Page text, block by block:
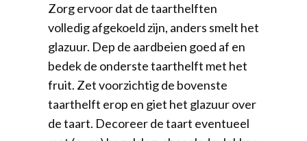
Zorg ervoor dat de taarthelften
volledig afgekoeld zijn, anders smelt het
glazuur. Dep de aardbeien goed af en
bedek de onderste taarthelft met het
fruit. Zet voorzichtig de bovenste
taarthelft erop en giet het glazuur over
de taart. Decoreer de taart eventueel